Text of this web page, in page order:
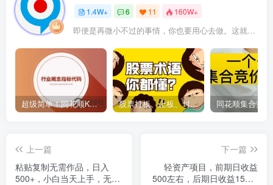
1.4W+ 6 11 160W+
即便是再微小不过的事情，你也要用心去做。这就是成功的秘密
超级简单！同花顺K线界面显示行业概念指标代码图解 股票打板、上板、封板、翘板、炸板是什么意思？炒股你必须懂的暗语！
上一篇
粘贴复制无需作品，日入
500+，小白当天上手，无脑
下一篇
轻资产项目，前期日收益
500左右，后期日收益1500-